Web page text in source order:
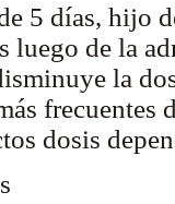
5 días, hijo
luego de la
la
dosis